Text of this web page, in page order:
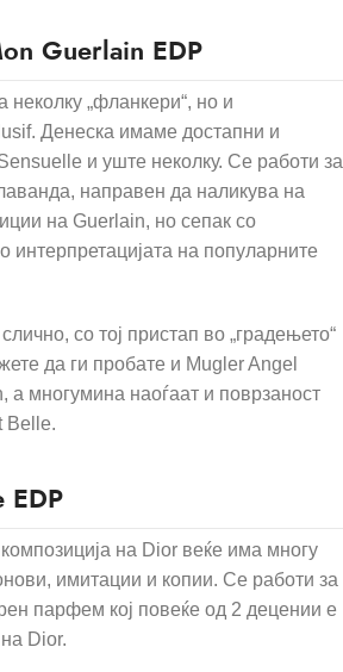
Guerlain EDP
„фланкери“, но и
Денеска имаме достапни и
и уште неколку. Се работи за
направен да наликува на
на Guerlain, но сепак со
интерпретацијата на популарните
со тој пристап во „градењето“
да ги пробате и Mugler Angel
а многумина наоѓаат и поврзаност
Belle.
EDP
на Dior веќе има многу
имитации и копии. Се работи за
парфем кој повеќе од 2 децении е
Dior.